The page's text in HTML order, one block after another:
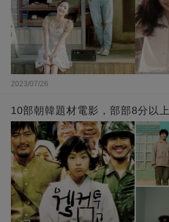
2023/07/26
10部朝韓題材電影，部部8分以上